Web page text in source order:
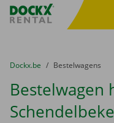
Fratello DEMO
U bevindt zich hier:
van
Dockx.be naar
Bestelwagens
Bestelwagen